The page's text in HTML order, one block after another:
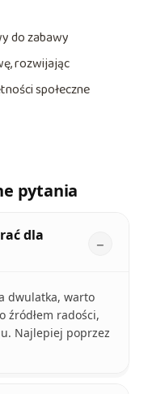
do zabawy
rozwijając
społeczne
pytania
dla
dwulatka, warto
źródłem radości,
Najlepiej poprzez